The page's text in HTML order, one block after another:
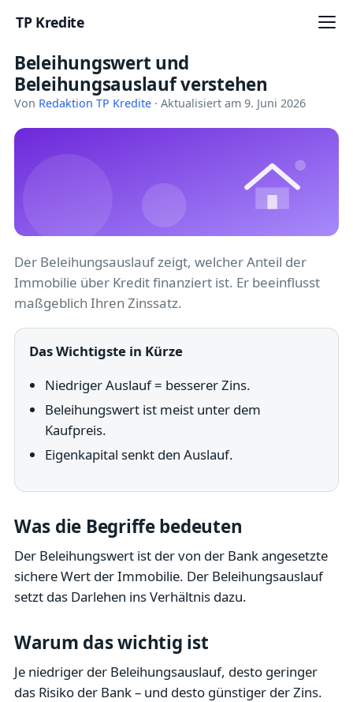
TP Kredite
Startseite
Kredite
Ratgeber
Kreditkarten
Versicherung
Baufinanzierung
Beleihungswert und
Beleihungsauslauf verstehen
Von Redaktion TP Kredite · Aktualisiert am 9. Juni 2026
Der Beleihungsauslauf zeigt, welcher Anteil der
Immobilie über Kredit finanziert ist. Er beeinflusst
maßgeblich Ihren Zinssatz.
Das Wichtigste in Kürze
Niedriger Auslauf = besserer Zins.
Beleihungswert ist meist unter dem
Kaufpreis.
Eigenkapital senkt den Auslauf.
Was die Begriffe bedeuten
Der Beleihungswert ist der von der Bank angesetzte
sichere Wert der Immobilie. Der Beleihungsauslauf
setzt das Darlehen ins Verhältnis dazu.
Warum das wichtig ist
Je niedriger der Beleihungsauslauf, desto geringer
das Risiko der Bank – und desto günstiger der Zins.